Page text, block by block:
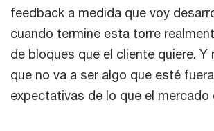
feedback a medida que voy
cuando termine esta torre
de bloques que el cliente quiere. Y
que no va a ser algo que esté
expectativas de lo que el mercado